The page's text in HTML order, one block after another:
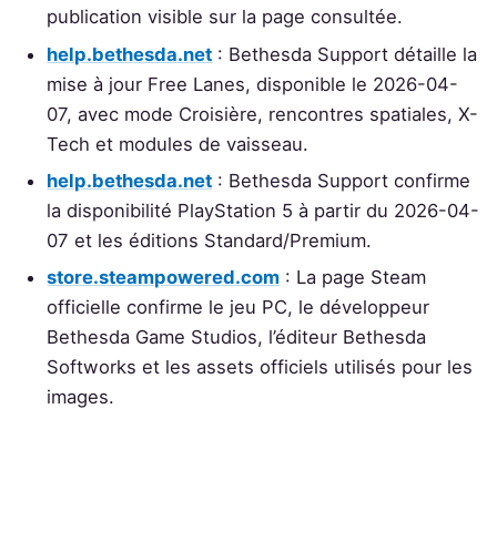
publication visible sur la page consultée.
help.bethesda.net : Bethesda Support détaille la
mise à jour Free Lanes, disponible le 2026-04-
07, avec mode Croisière, rencontres spatiales, X-
Tech et modules de vaisseau.
help.bethesda.net : Bethesda Support confirme
la disponibilité PlayStation 5 à partir du 2026-04-
07 et les éditions Standard/Premium.
store.steampowered.com : La page Steam
officielle confirme le jeu PC, le développeur
Bethesda Game Studios, l’éditeur Bethesda
Softworks et les assets officiels utilisés pour les
images.